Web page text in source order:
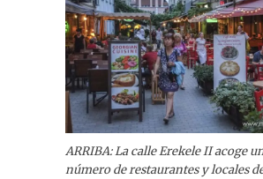
ARRIBA: La calle Erekele II acoge
número de restaurantes y locales